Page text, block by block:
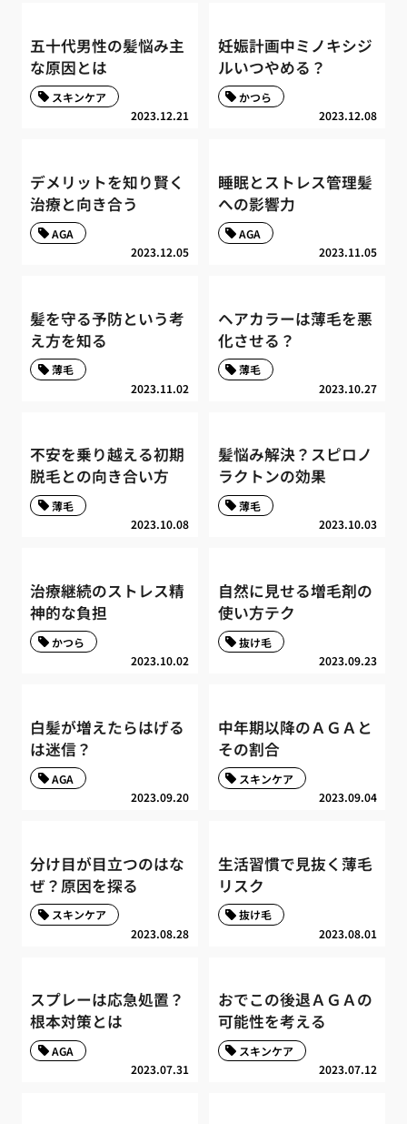
五十代男性の髪悩み主
な原因とは
2023.12.21
スキンケア
妊娠計画中ミノキシジ
ルいつやめる？
2023.12.08
かつら
デメリットを知り賢く
治療と向き合う
2023.12.05
AGA
睡眠とストレス管理髪
への影響力
2023.11.05
AGA
髪を守る予防という考
え方を知る
2023.11.02
薄毛
ヘアカラーは薄毛を悪
化させる？
2023.10.27
薄毛
不安を乗り越える初期
脱毛との向き合い方
2023.10.08
薄毛
髪悩み解決？スピロノ
ラクトンの効果
2023.10.03
薄毛
治療継続のストレス精
神的な負担
2023.10.02
かつら
自然に見せる増毛剤の
使い方テク
2023.09.23
抜け毛
白髪が増えたらはげる
は迷信？
2023.09.20
AGA
中年期以降のＡＧＡと
その割合
2023.09.04
スキンケア
分け目が目立つのはな
ぜ？原因を探る
2023.08.28
スキンケア
生活習慣で見抜く薄毛
リスク
2023.08.01
抜け毛
スプレーは応急処置？
根本対策とは
2023.07.31
AGA
おでこの後退ＡＧＡの
可能性を考える
2023.07.12
スキンケア